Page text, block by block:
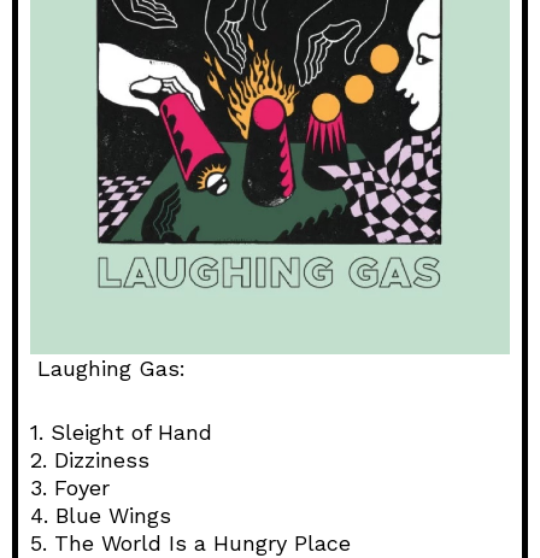
Laughing Gas:
1. Sleight of Hand
2. Dizziness
3. Foyer
4. Blue Wings
5. The World Is a Hungry Place